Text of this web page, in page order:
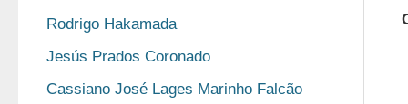
Rodrigo Hakamada
Jesús Prados Coronado
Cassiano José Lages Marinho Falcão